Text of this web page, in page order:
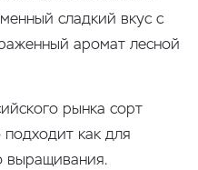
сладкий вкус с
аромат лесной
рынка сорт
как для
выращивания.